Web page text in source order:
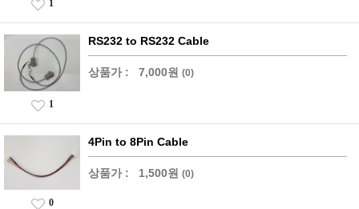
1
RS232 to RS232 Cable
상품가 : 7,000원 (0)
1
4Pin to 8Pin Cable
상품가 : 1,500원 (0)
0